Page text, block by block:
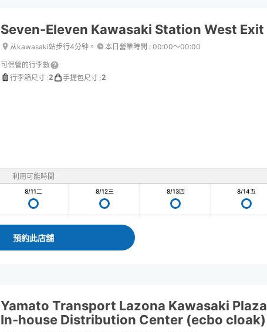
Seven-Eleven Kawasaki Station West Exit
从kawasaki站步行4分钟。 本日營業時間 : 00:00〜00:00
可保管的行李數
行李箱尺寸 :2 手提包尺寸 :2
利用可能時間
8/11二 8/12三 8/13四 8/14五
預約此店舖
Yamato Transport Lazona Kawasaki Plaza
In-house Distribution Center (ecbo cloak)